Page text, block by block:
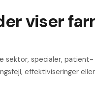
viser
sektor, specialer,
effektiviseringer